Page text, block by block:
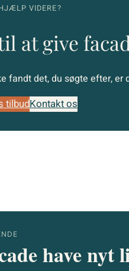
VIDERE?
at give
fandt det, du søgte efter,
tilbudKontakt os
have nyt